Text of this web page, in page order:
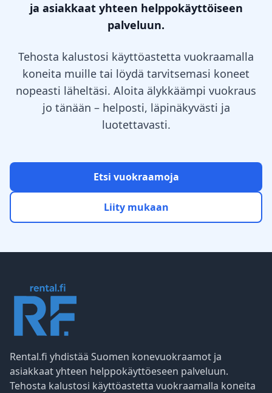
ja asiakkaat yhteen helppokäyttöiseen
palveluun.
Tehosta kalustosi käyttöastetta vuokraamalla
koneita muille tai löydä tarvitsemasi koneet
nopeasti läheltäsi. Aloita älykkäämpi vuokraus
jo tänään – helposti, läpinäkyvästi ja
luotettavasti.
Etsi vuokraamoja
Liity mukaan
Rental.fi yhdistää Suomen konevuokraamot ja
asiakkaat yhteen helppokäyttöeseen palveluun.
Tehosta kalustosi käyttöastetta vuokraamalla koneita